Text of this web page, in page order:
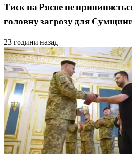
Тиск на Рясне не
головну загрозу для
23 години назад